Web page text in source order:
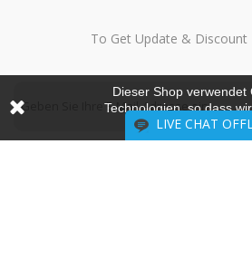
Dieser Shop
Technologien, so dass
unseren Seiten
LIVE CHAT
To Get Update & Discount